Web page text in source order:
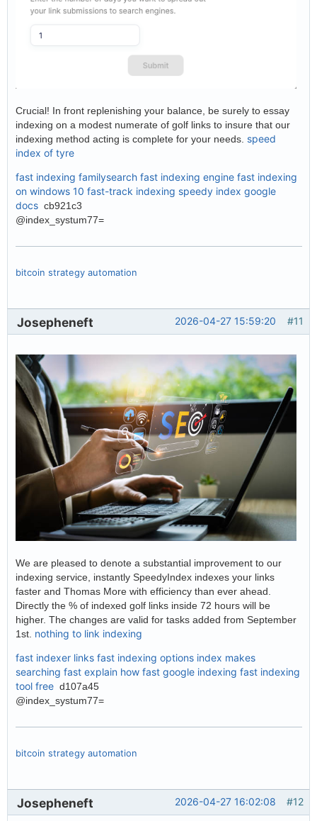
Crucial! In front replenishing your balance, be surely to essay
indexing on a modest numerate of golf links to insure that our
indexing method acting is complete for your needs. speed
index of tyre
fast indexing familysearch fast indexing engine fast indexing
on windows 10 fast-track indexing speedy index google
docs cb921c3
@index_systum77=
bitcoin strategy automation
#11
2026-04-27 15:59:20
Josepheneft
We are pleased to denote a substantial improvement to our
indexing service, instantly SpeedyIndex indexes your links
faster and Thomas More with efficiency than ever ahead.
Directly the % of indexed golf links inside 72 hours will be
higher. The changes are valid for tasks added from September
1st. nothing to link indexing
fast indexer links fast indexing options index makes
searching fast explain how fast google indexing fast indexing
tool free d107a45
@index_systum77=
bitcoin strategy automation
#12
2026-04-27 16:02:08
Josepheneft